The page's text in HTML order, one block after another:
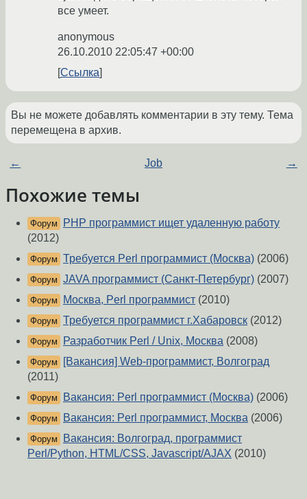
все умеет.
anonymous
26.10.2010 22:05:47 +00:00
Ссылка
Вы не можете добавлять комментарии в эту тему. Тема
перемещена в архив.
← Job →
Похожие темы
Форум
PHP программист ищет удаленную работу
(2012)
Форум Требуется Perl программист (Москва) (2006)
Форум JAVA программист (Санкт-Петербург) (2007)
Форум Москва, Perl программист (2010)
Форум Требуется программист г.Хабаровск (2012)
Форум Разработчик Perl / Unix, Москва (2008)
Форум
[Вакансия] Web-программист, Волгоград
(2011)
Форум Вакансия: Perl программист (Москва) (2006)
Форум Вакансия: Perl программист, Москва (2006)
Форум
Вакансия: Волгоград, программист
Perl/Python, HTML/CSS, Javascript/AJAX (2010)